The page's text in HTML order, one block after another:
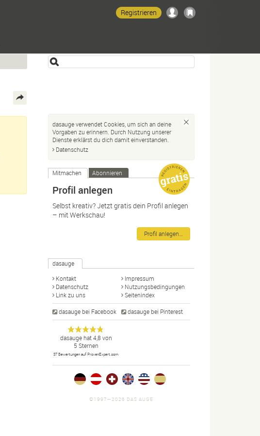
Registrieren
dasauge verwendet Cookies, um sich an deine
Vorgaben zu erinnern. Durch Nutzung unserer
Dienste erklärst du dich damit einverstanden.
Datenschutz
Mitmachen Abonnieren
Profil anlegen
Selbst kreativ? Jetzt gratis dein Profil anlegen
– mit Werkschau!
Profil anlegen…
dasauge
Kontakt
Impressum
Datenschutz
Nutzungsbedingungen
Link zu uns
Seitenindex
dasauge bei Facebook dasauge bei Pinterest
dasauge
Designer,
Fotografen,
Agenturen,
Portfolios
und Jobs.
Anonym
dasaugehat4,8 von
5 Sternen
37 Bewertungen auf ProvenExpert.com
©1997—2026 DAS AUGE